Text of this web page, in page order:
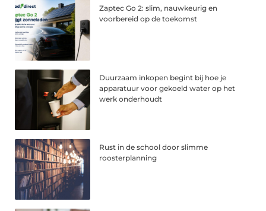
Zaptec Go 2: slim, nauwkeurig en
voorbereid op de toekomst
Duurzaam inkopen begint bij hoe je
apparatuur voor gekoeld water op het
werk onderhoudt
Rust in de school door slimme
roosterplanning